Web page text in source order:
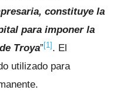
constituye la
para imponer la
Troya”[1]. El
utilizado para